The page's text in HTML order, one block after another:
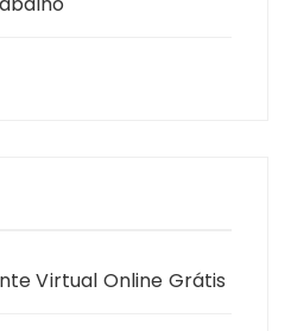
Virtual Online Grátis